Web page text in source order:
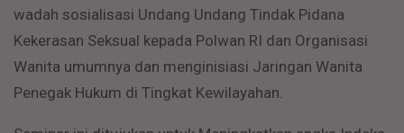
wadah sosialisasi Undang Undang Tindak Pidana
Kekerasan Seksual kepada Polwan RI dan Organisasi
Wanita umumnya dan menginisiasi Jaringan Wanita
Penegak Hukum di Tingkat Kewilayahan.